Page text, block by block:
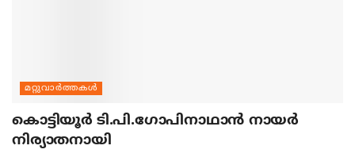
മറ്റുവാര്‍ത്തകള്‍
കൊട്ടിയൂര്‍ ടി.പി.ഗോപിനാഥാന്‍ നായര്‍
നിര്യാതനായി